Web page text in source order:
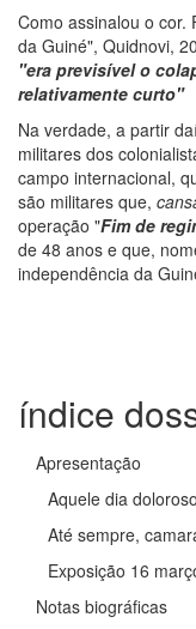
Como assinalou o cor.
da Guiné", Quidnovi,
"era previsível o
relativamente curto"
Na verdade, a partir
militares dos
campo internacional,
são militares que,
operação "Fim de
de 48 anos e que,
independência da
índice
Apresentação
Aquele dia
Até sempre,
Exposição 16
Notas biográficas